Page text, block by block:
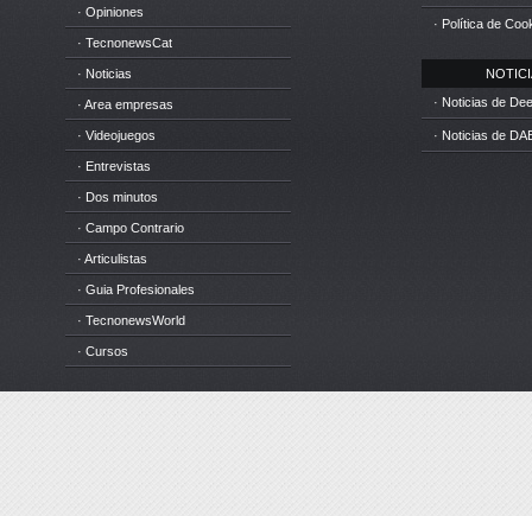
· Opiniones
· TecnonewsCat
· Noticias
· Area empresas
· Videojuegos
· Entrevistas
· Dos minutos
· Campo Contrario
· Articulistas
· Guia Profesionales
· TecnonewsWorld
· Cursos
· Política de
· Noticias de
· Noticias de